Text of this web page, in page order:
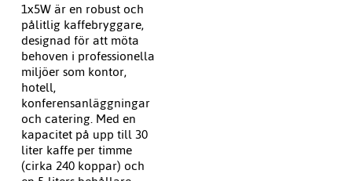
1x5W är en robust och
pålitlig kaffebryggare,
designad för att möta
behoven i professionella
miljöer som kontor,
hotell,
konferensanläggningar
och catering. Med en
kapacitet på upp till 30
liter kaffe per timme
(cirka 240 koppar) och